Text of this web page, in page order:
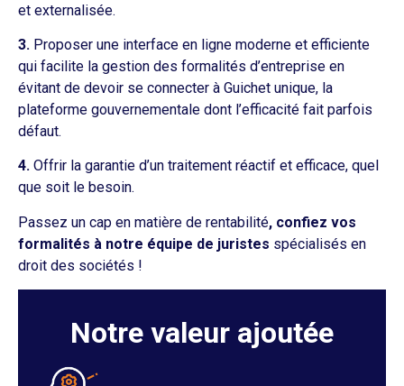
et externalisée.
3. Proposer une interface en ligne moderne et efficiente
qui facilite la gestion des formalités d’entreprise en
évitant de devoir se connecter à Guichet unique, la
plateforme gouvernementale dont l’efficacité fait parfois
défaut.
4. Offrir la garantie d’un traitement réactif et efficace, quel
que soit le besoin.
Passez un cap en matière de rentabilité, confiez vos
formalités à notre équipe de juristes spécialisés en
droit des sociétés !
Notre valeur ajoutée